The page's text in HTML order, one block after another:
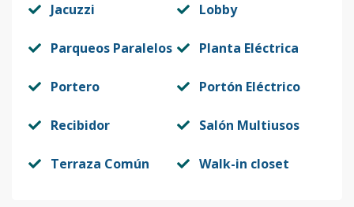
Jacuzzi Lobby
Parqueos Paralelos Planta Eléctrica
Portero Portón Eléctrico
Recibidor Salón Multiusos
Terraza Común Walk-in closet